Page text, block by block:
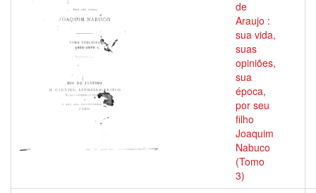
de
Araujo :
sua vida,
suas
opiniões,
sua
época,
por seu
filho
Joaquim
Nabuco
(Tomo
3)